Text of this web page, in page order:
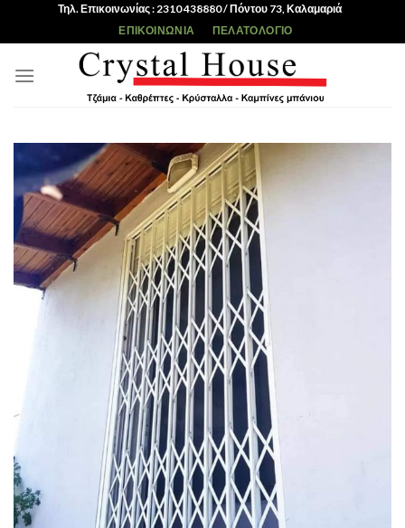
Τηλ. Επικοινωνίας : 2310 438880 / Πόντου 73, Καλαμαριά
ΕΠΙΚΟΙΝΩΝΊΑ ΠΕΛΑΤΟΛΌΓΙΟ